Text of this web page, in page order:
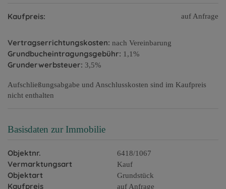
Kaufpreis: auf Anfrage
Vertragserrichtungskosten: nach Vereinbarung
Grundbucheintragungsgebühr: 1,1%
Grunderwerbsteuer: 3,5%
Aufschließungsabgabe und Anschlusskosten sind im Kaufpreis
nicht enthalten
Basisdaten zur Immobilie
Objektnr. 6418/1067
Vermarktungsart Kauf
Objektart Grundstück
Kaufpreis auf Anfrage